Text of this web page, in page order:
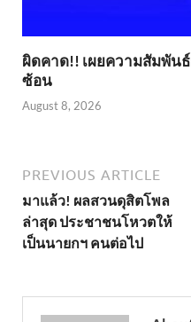
ผิดคาด!! เผยความสัมพัน
ซ้อน
August 8, 2026
PREVIOUS ARTICLE
มาแล้ว! ผลสวนดุสิตโพล
ล่าสุด ประชาชนโหวตให้
เป็นนายกฯ คนต่อไป